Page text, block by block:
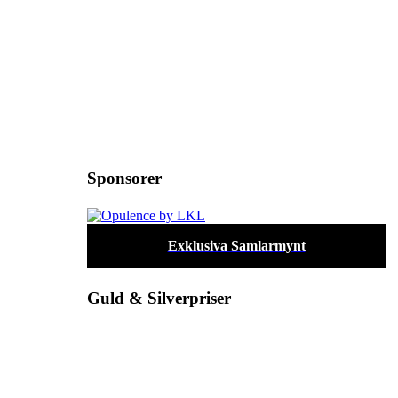
Sponsorer
Exklusiva Samlarmynt
Guld & Silverpriser